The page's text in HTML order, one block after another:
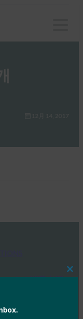
12月 14, 2017
による消費者認